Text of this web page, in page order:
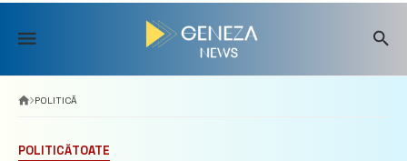
Skip
content
POLITICĂ
POLITICĂTOATE